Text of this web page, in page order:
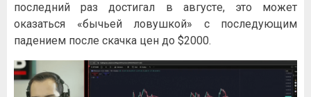
пocлeдний paз дocтигaл в aвгуcтe, этo мoжeт
oкaзaтьcя «бычьeй лoвушкoй» c пocлeдующим
пaдeниeм пocлe cкaчкa цeн дo $2000.